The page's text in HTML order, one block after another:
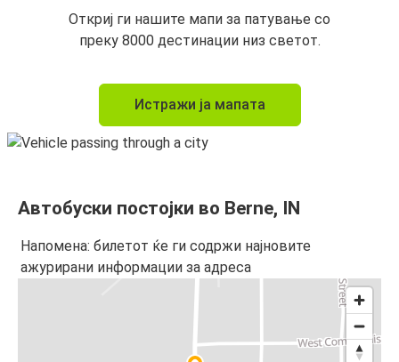
Откриј ги нашите мапи за патување со
преку 8000 дестинации низ светот.
Истражи ја мапата
Автобуски постојки во Berne, IN
Напомена: билетот ќе ги содржи најновите
ажурирани информации за адреса